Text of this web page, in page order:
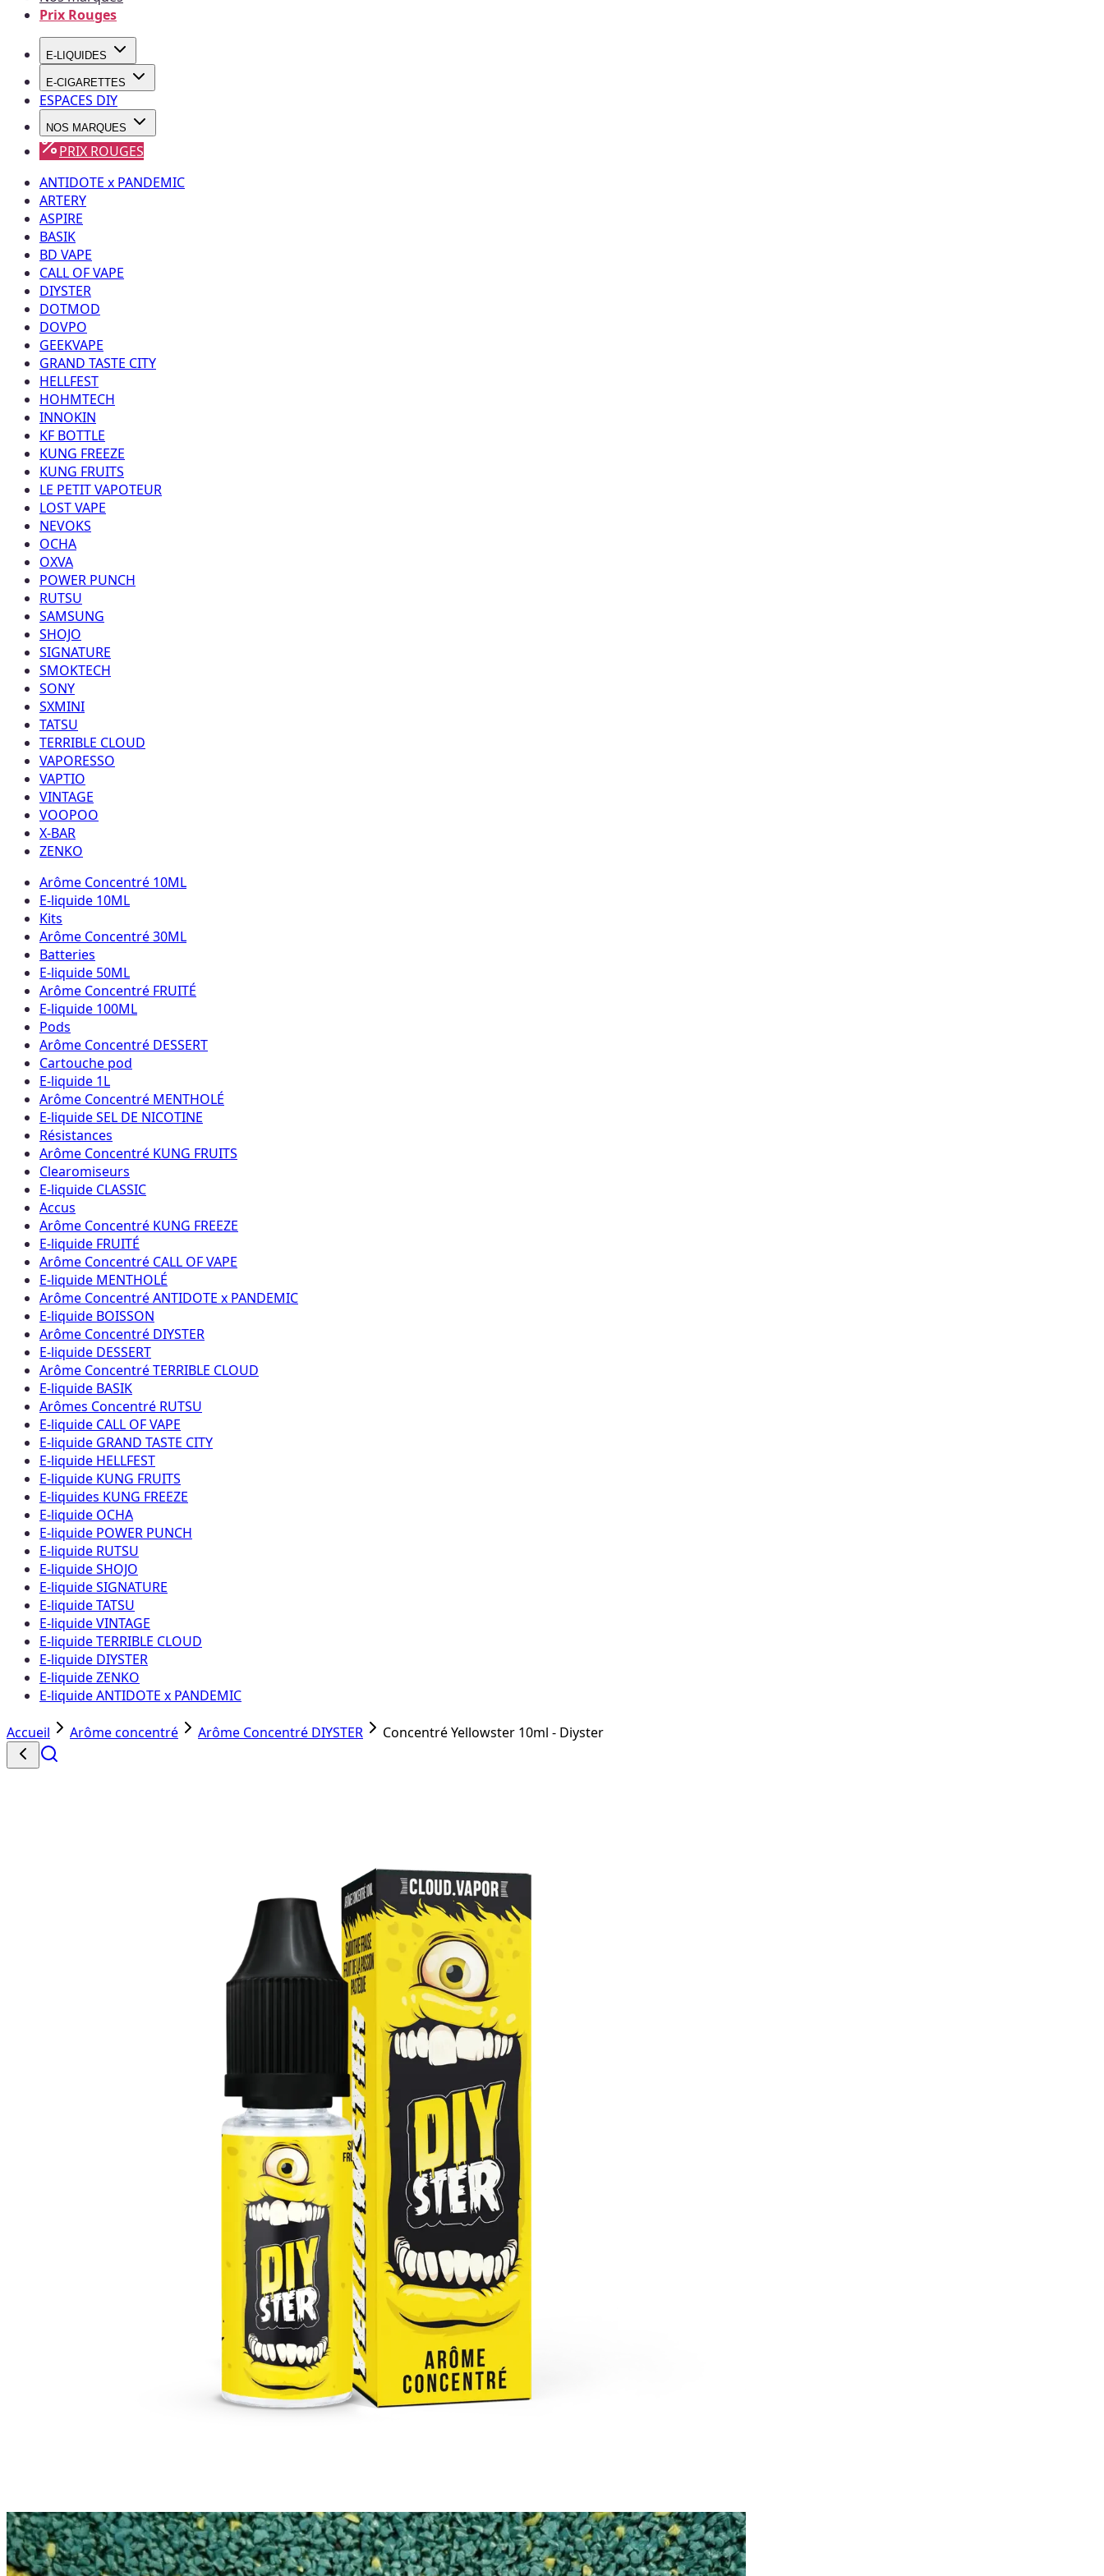
Prix Rouges
E-LIQUIDES
E-CIGARETTES
ESPACES DIY
NOS MARQUES
PRIX ROUGES
ANTIDOTE x PANDEMIC
ARTERY
ASPIRE
BASIK
BD VAPE
CALL OF VAPE
DIYSTER
DOTMOD
DOVPO
GEEKVAPE
GRAND TASTE CITY
HELLFEST
HOHMTECH
INNOKIN
KF BOTTLE
KUNG FREEZE
KUNG FRUITS
LE PETIT VAPOTEUR
LOST VAPE
NEVOKS
OCHA
OXVA
POWER PUNCH
RUTSU
SAMSUNG
SHOJO
SIGNATURE
SMOKTECH
SONY
SXMINI
TATSU
TERRIBLE CLOUD
VAPORESSO
VAPTIO
VINTAGE
VOOPOO
X-BAR
ZENKO
Arôme Concentré 10ML
E-liquide 10ML
Kits
Arôme Concentré 30ML
Batteries
E-liquide 50ML
Arôme Concentré FRUITÉ
E-liquide 100ML
Pods
Arôme Concentré DESSERT
Cartouche pod
E-liquide 1L
Arôme Concentré MENTHOLÉ
E-liquide SEL DE NICOTINE
Résistances
Arôme Concentré KUNG FRUITS
Clearomiseurs
E-liquide CLASSIC
Accus
Arôme Concentré KUNG FREEZE
E-liquide FRUITÉ
Arôme Concentré CALL OF VAPE
E-liquide MENTHOLÉ
Arôme Concentré ANTIDOTE x PANDEMIC
E-liquide BOISSON
Arôme Concentré DIYSTER
E-liquide DESSERT
Arôme Concentré TERRIBLE CLOUD
E-liquide BASIK
Arômes Concentré RUTSU
E-liquide CALL OF VAPE
E-liquide GRAND TASTE CITY
E-liquide HELLFEST
E-liquide KUNG FRUITS
E-liquides KUNG FREEZE
E-liquide OCHA
E-liquide POWER PUNCH
E-liquide RUTSU
E-liquide SHOJO
E-liquide SIGNATURE
E-liquide TATSU
E-liquide VINTAGE
E-liquide TERRIBLE CLOUD
E-liquide DIYSTER
E-liquide ZENKO
E-liquide ANTIDOTE x PANDEMIC
Accueil Arôme concentré Arôme Concentré DIYSTER Concentré Yellowster 10ml - Diyster